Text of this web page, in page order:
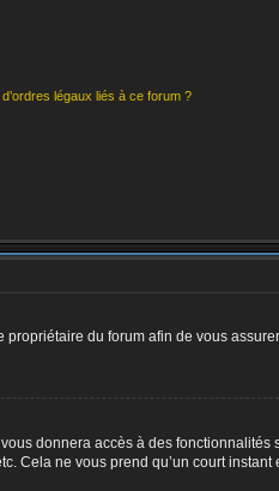
légaux liés à ce forum ?
propriétaire du forum afin de vous
donnera accès à des fonctionnalités
Cela ne vous prend qu’un court instant